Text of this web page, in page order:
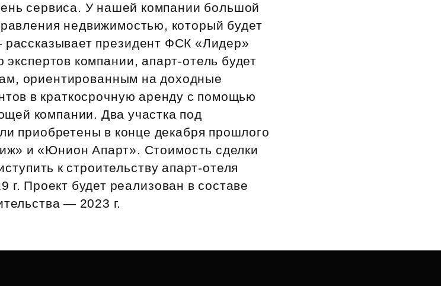
сервиса. У нашей компании большой
недвижимостью, который будет
президент ФСК «Лидер»
компании, апарт‑отель будет
ориентированным на доходные
в краткосрочную аренду с помощью
компании. Два участка под
приобретены в конце декабря прошлого
и «Юнион Апарт». Стоимость сделки
к строительству апарт‑отеля
г. Проект будет реализован в составе
— 2023 г.